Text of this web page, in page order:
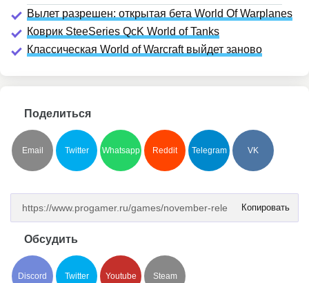
Вылет разрешен: открытая бета World Of Warplanes
Коврик SteeSeries QcK World of Tanks
Классическая World of Warcraft выйдет заново
Поделиться
Email Twitter Whatsapp Reddit Telegram VK
Копировать
Обсудить
Discord Twitter Youtube Steam